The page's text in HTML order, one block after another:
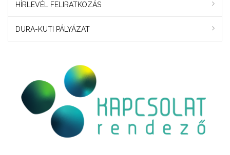
HÍRLEVÉL FELIRATKOZÁS
DURA-KUTI PÁLYÁZAT